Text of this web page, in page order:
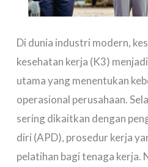
Di dunia industri modern,
kesehatan kerja (K3)
utama yang menentukan
operasional perusahaan.
sering dikaitkan dengan
diri (APD), prosedur kerja
pelatihan bagi tenaga kerja.